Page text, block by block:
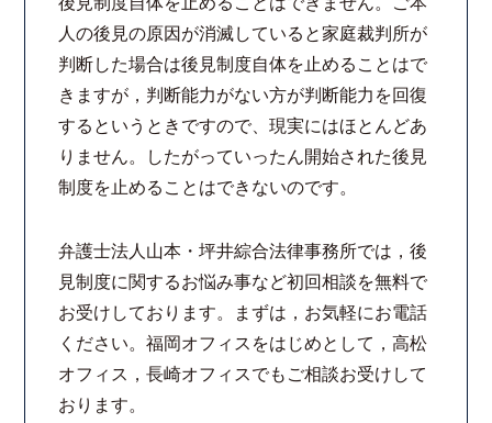
お問い合わせフォーム
プライバシーポリシー
お電話はこちらから
人の後見の原因が消滅していると家庭裁判所が
判断した場合は後見制度自体を止めることはで
きますが，判断能力がない方が判断能力を回復
するというときですので、現実にはほとんどあ
りません。したがっていったん開始された後見
制度を止めることはできないのです。
弁護士法人山本・坪井綜合法律事務所では，後
見制度に関するお悩み事など初回相談を無料で
お受けしております。まずは，お気軽にお電話
ください。福岡オフィスをはじめとして，高松
オフィス，長崎オフィスでもご相談お受けして
おります。